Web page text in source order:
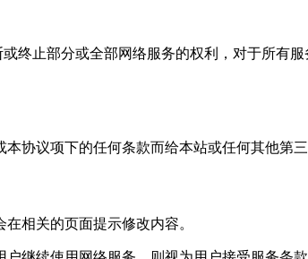
终止部分或全部网络服务的权利，对于所有
协议项下的任何条款而给本站或任何其他第
相关的页面提示修改内容。